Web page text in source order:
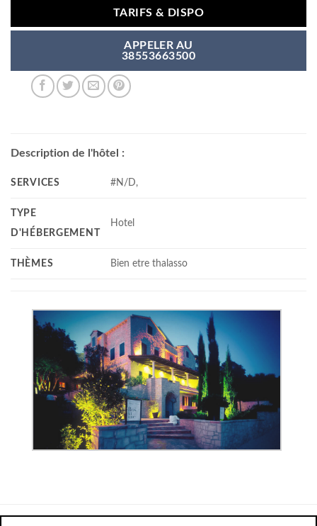
TARIFS & DISPO
APPELER AU
38553663500
Description de l'hôtel :
SERVICES #N/D,
TYPE
D'HÉBERGEMENT
Hotel
THÈMES Bien etre thalasso